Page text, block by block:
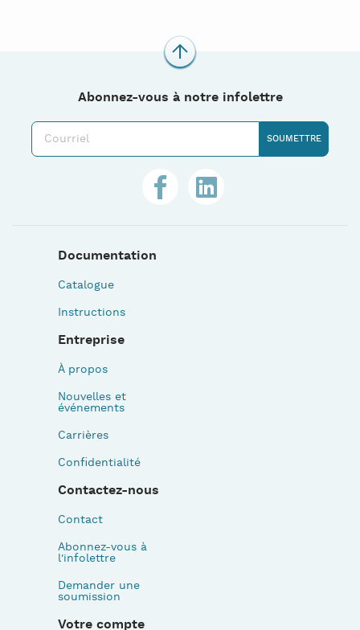
Abonnez-vous à notre infolettre
Documentation
Catalogue
Instructions
Entreprise
À propos
Nouvelles et
événements
Carrières
Confidentialité
Contactez-nous
Contact
Abonnez-vous à
l'infolettre
Demander une
soumission
Votre compte